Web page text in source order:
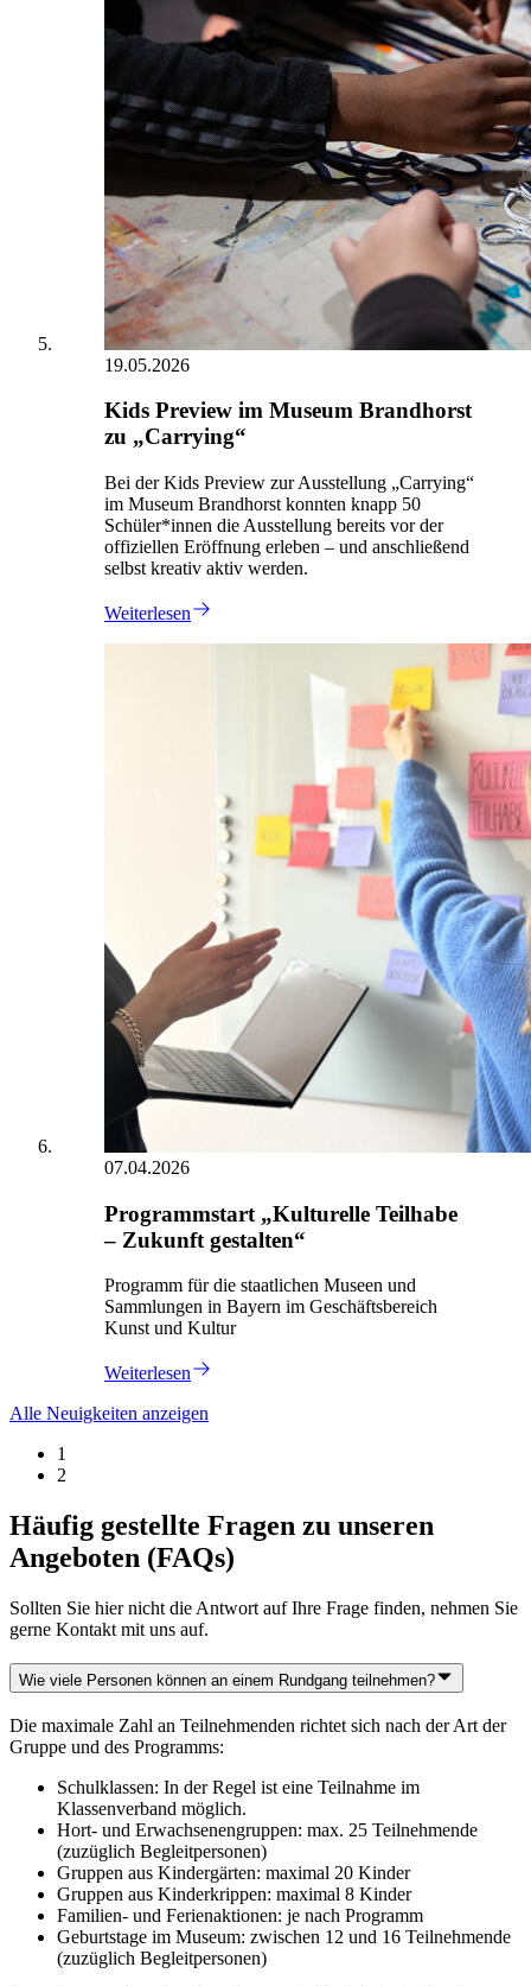
19.05.2026
Kids Preview im Museum Brandhorst
zu „Carrying“
Bei der Kids Preview zur Ausstellung „Carrying“
im Museum Brandhorst konnten knapp 50
Schüler*innen die Ausstellung bereits vor der
offiziellen Eröffnung erleben – und anschließend
selbst kreativ aktiv werden.
Weiterlesen
07.04.2026
Programmstart „Kulturelle Teilhabe
– Zukunft gestalten“
Programm für die staatlichen Museen und
Sammlungen in Bayern im Geschäftsbereich
Kunst und Kultur
Weiterlesen
Alle Neuigkeiten anzeigen
1
2
Häufig gestellte Fragen zu unseren
Angeboten (FAQs)
Sollten Sie hier nicht die Antwort auf Ihre Frage finden, nehmen Sie
gerne Kontakt mit uns auf.
Wie viele Personen können an einem Rundgang teilnehmen?
Die maximale Zahl an Teilnehmenden richtet sich nach der Art der
Gruppe und des Programms:
Schulklassen: In der Regel ist eine Teilnahme im
Klassenverband möglich.
Hort- und Erwachsenengruppen: max. 25 Teilnehmende
(zuzüglich Begleitpersonen)
Gruppen aus Kindergärten: maximal 20 Kinder
Gruppen aus Kinderkrippen: maximal 8 Kinder
Familien- und Ferienaktionen: je nach Programm
Geburtstage im Museum: zwischen 12 und 16 Teilnehmende
(zuzüglich Begleitpersonen)